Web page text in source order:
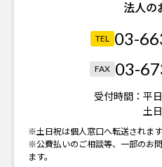
法人の
TEL 03-
FAX 03-
受付時間： 平
土
※土日祝は個人窓口へ転送されます
※公費払いのご相談等、一部のお
ます。